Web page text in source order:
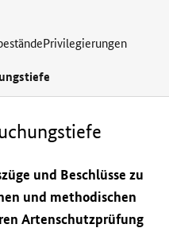
Privilegierungen
und Beschlüsse zu
und methodischen
Artenschutzprüfung